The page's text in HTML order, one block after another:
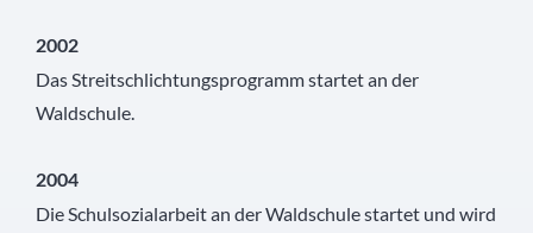
2002
Das Streitschlichtungsprogramm startet an der
Waldschule.
2004
Die Schulsozialarbeit an der Waldschule startet und wird